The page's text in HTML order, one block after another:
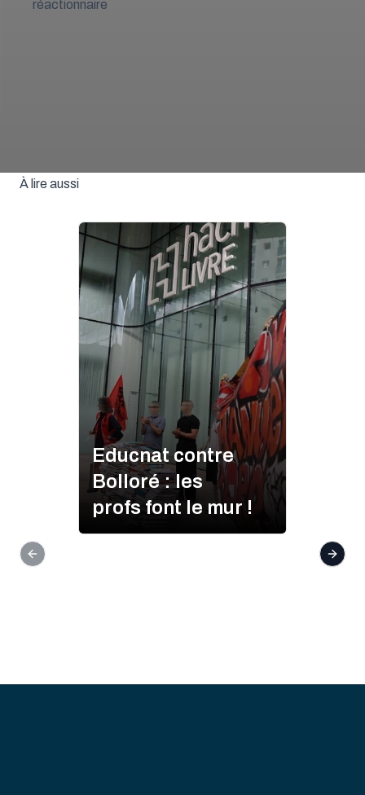
réactionnaire
À lire aussi
Educnat contre
Bolloré : les
profs font le mur !
Previous slide Next